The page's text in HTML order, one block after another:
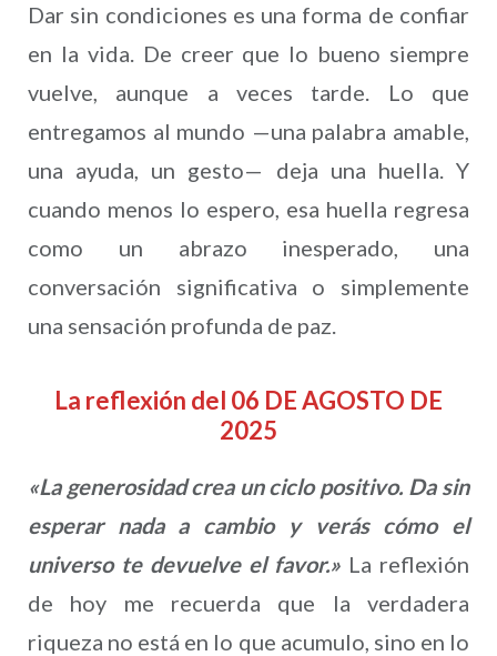
Dar sin condiciones es una forma de confiar
en la vida. De creer que lo bueno siempre
vuelve, aunque a veces tarde. Lo que
entregamos al mundo —una palabra amable,
una ayuda, un gesto— deja una huella. Y
cuando menos lo espero, esa huella regresa
como un abrazo inesperado, una
conversación significativa o simplemente
una sensación profunda de paz.
La reflexión del 06 DE AGOSTO DE
2025
«La generosidad crea un ciclo positivo. Da sin
esperar nada a cambio y verás cómo el
universo te devuelve el favor.» La reflexión
de hoy me recuerda que la verdadera
riqueza no está en lo que acumulo, sino en lo